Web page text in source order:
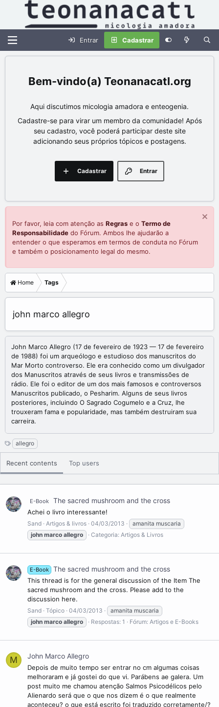
Entrar Cadastrar
Teonanacatl.org
Aqui discutimos micologia amadora e enteogenia.
Cadastre-se para virar um membro da comunidade! Após
seu cadastro, você poderá participar deste site
adicionando seus próprios tópicos e postagens.
Entrar
Cadastrar
Por favor, leia com atenção as Regras e o Termo de
Responsabilidade do Fórum. Ambos lhe ajudarão a
entender o que esperamos em termos de conduta no Fórum
e também o posicionamento legal do mesmo.
Home Tags
john marco allegro
John Marco Allegro (17 de fevereiro de 1923 — 17 de fevereiro
de 1988) foi um arqueólogo e estudioso dos manuscritos do
Mar Morto controverso. Ele era conhecido como um divulgador
dos Manuscritos através de seus livros e transmissões de
rádio. Ele foi o editor de um dos mais famosos e controversos
Manuscritos publicado, o Pesharim. Alguns de seus livros
posteriores, incluindo O Sagrado Cogumelo e a Cruz, lhe
trouxeram fama e popularidade, mas também destruiram sua
carreira.
View More On Wikipedia.org
S
y
y
m
s
allegro
Recent contents Top users
E-Book The sacred mushroom and the cross
Achei o livro interessante!
Sand Artigos & livros 04/03/2013
amanita muscaria
john marco allegro Categoria: Artigos & Livros
E-Book The sacred mushroom and the cross
This thread is for the general discussion of the Item The
sacred mushroom and the cross. Please add to the
discussion here.
Sand Tópico 04/03/2013
amanita muscaria
john marco allegro Respostas: 1 Fórum: Artigos e E-Books
M John Marco Allegro
Depois de muito tempo ser entrar no cm algumas coisas
melhoraram e já gostei do que vi. Parábens ae galera. Um
post muito me chamou atenção Salmos Psicodélicos pelo
Alienardo será que o que nos dizem é o que realmente
aconteceu? o que está escrito foi traduzido corretamente/?